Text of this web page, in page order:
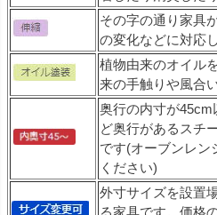
その字の通り家具
の変化などに対応
植物由来のオイル
来の手触りや風合
奥行の内寸が45cm
ど奥行があるスチ
です(オーブンレン
ください)
外寸サイズを設置
る家具です。価格